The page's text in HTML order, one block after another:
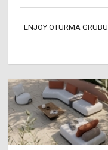
ENJOY OTURMA GRUBU